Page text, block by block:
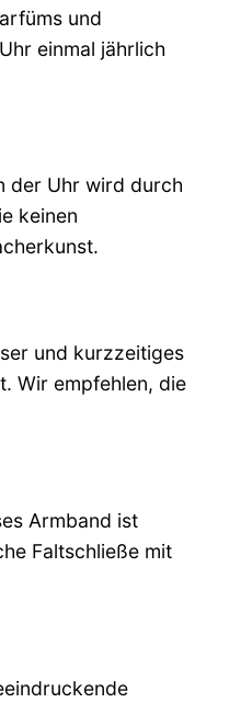
und
einmal jährlich
der Uhr wird durch
keinen
und kurzzeitiges
Wir empfehlen, die
Armband ist
Faltschließe mit